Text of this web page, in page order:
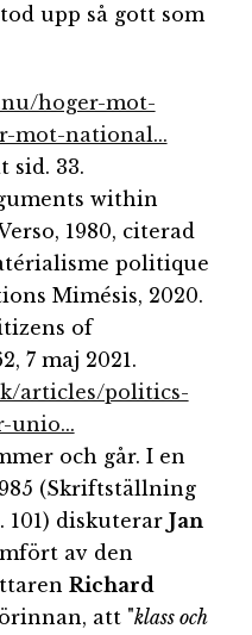
upp så gott som
hoger-mot-
mot-national...
sid. 33.
within
1980, citerad
politique
Mimésis, 2020.
of
7 maj 2021.
articles/politics-
unio...
och går. I en
(Skriftställning
101) diskuterar Jan
av den
Richard
att "klass och